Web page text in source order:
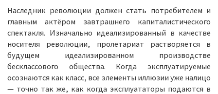
Наследник революции должен стать потребителем и
главным актёром завтрашнего капиталистического
спектакля. Изначально идеализированный в качестве
носителя революции, пролетариат растворяется в
будущем идеализированном производстве
бесклассового общества. Когда эксплуатируемые
осознаются как класс, все элементы иллюзии уже налицо
— точно так же, как когда эксплуататоры подаются в